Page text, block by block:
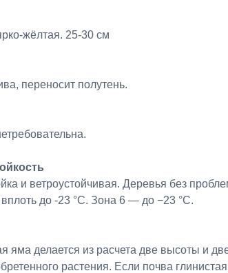
жёлтая. 25-30 см
переносит полутень.
и ветроустойчивая. Деревья без
до -23 °C. Зона 6 — до −23 °C.
яма делается из расчета две высоты и
растения. Если почва